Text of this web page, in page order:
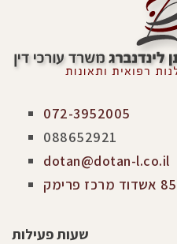
072-3952005
088652921
dotan@dotan-l.co.il
שעות פעילות